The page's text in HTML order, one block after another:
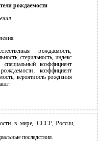
рождаемости
рождаемость,
стерильность, индекс
коэффициент
коэффициент
вероятность рождения
в мире, СССР, России,
последствия.